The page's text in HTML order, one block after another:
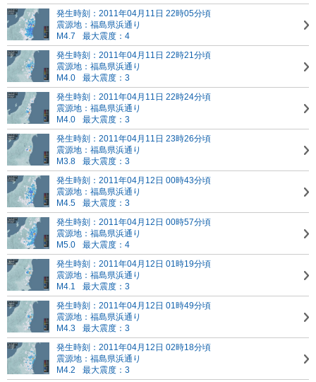
発生時刻：2011年04月11日 22時05分頃
震源地：福島県浜通り
M4.7
最大震度：4
発生時刻：2011年04月11日 22時21分頃
震源地：福島県浜通り
M4.0
最大震度：3
発生時刻：2011年04月11日 22時24分頃
震源地：福島県浜通り
M4.0
最大震度：3
発生時刻：2011年04月11日 23時26分頃
震源地：福島県浜通り
M3.8
最大震度：3
発生時刻：2011年04月12日 00時43分頃
震源地：福島県浜通り
M4.5
最大震度：3
発生時刻：2011年04月12日 00時57分頃
震源地：福島県浜通り
M5.0
最大震度：4
発生時刻：2011年04月12日 01時19分頃
震源地：福島県浜通り
M4.1
最大震度：3
発生時刻：2011年04月12日 01時49分頃
震源地：福島県浜通り
M4.3
最大震度：3
発生時刻：2011年04月12日 02時18分頃
震源地：福島県浜通り
M4.2
最大震度：3